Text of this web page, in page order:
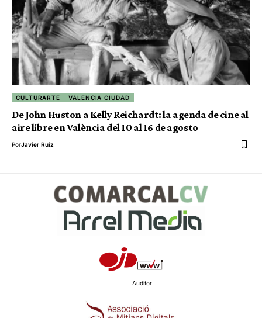
CULTURARTE VALENCIA CIUDAD
De John Huston a Kelly Reichardt: la agenda de cine al
aire libre en València del 10 al 16 de agosto
PorJavier Ruiz
Auditor